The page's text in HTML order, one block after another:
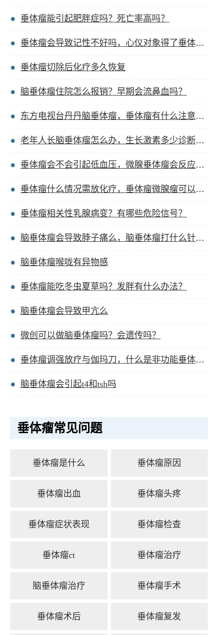
垂体瘤能引起肥胖症吗？死亡率高吗？
垂体瘤会导致记性不好吗，心仪对象得了垂体瘤咋办？
垂体瘤切除后化疗多久恢复
脑垂体瘤住院怎么报销？早期会流鼻血吗？
东方电视台丹丹脑垂体瘤，垂体瘤有什么注意事项吗？
老年人长脑垂体瘤怎么办，生长激素多少诊断垂体瘤？
垂体瘤会不会引起低血压，微腺垂体瘤会反应迟钝吗？
垂体瘤什么情况需放化疗，垂体瘤微腺瘤可以顺产吗？
垂体瘤相关性乳腺病变？有哪些危险信号？
脑垂体瘤会导致脖子痛么，脑垂体瘤打什么针效果好？
脑垂体瘤喉咙有异物感
垂体瘤能吃冬虫夏草吗？发胖有什么办法？
脑垂体瘤会导致甲亢么
微创可以做脑垂体瘤吗？会遗传吗？
垂体瘤调强放疗与伽玛刀，什么是非功能垂体瘤病灶？
脑垂体瘤会引起t4和tsh吗
垂体瘤常见问题
垂体瘤是什么 垂体瘤原因
垂体瘤出血 垂体瘤头疼
垂体瘤症状表现 垂体瘤检查
垂体瘤ct 垂体瘤治疗
脑垂体瘤治疗 垂体瘤手术
垂体瘤术后 垂体瘤复发